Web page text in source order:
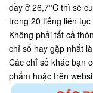
đầy ở 26,7°C thì sẽ
trong 20 tiếng liên
Không phải tất cả
chỉ số hay gặp nhất
Các chỉ số khác bạn
phẩm hoặc trên